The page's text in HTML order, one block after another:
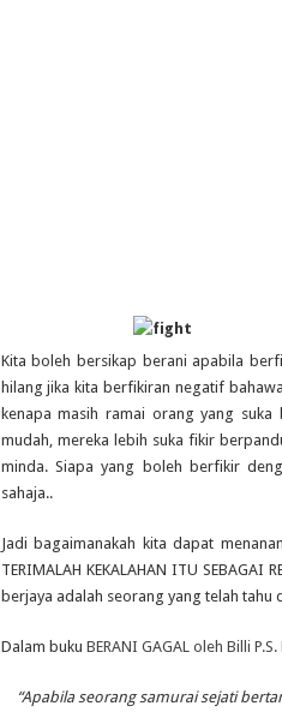
Kita boleh bersikap berani apabila
hilang jika kita berfikiran negatif
kenapa masih ramai orang yang
mudah, mereka lebih suka fikir
minda. Siapa yang boleh berfikir
sahaja..
Jadi bagaimanakah kita dapat
TERIMALAH KEKALAHAN ITU
berjaya adalah seorang yang telah tahu
Dalam buku BERANI GAGAL oleh Billi P.S.
“Apabila seorang samurai sejati